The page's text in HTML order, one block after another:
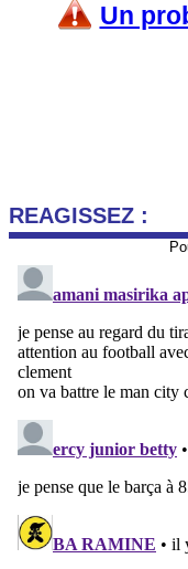
Un
REAGISSEZ :